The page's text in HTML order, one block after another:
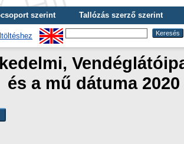
szerint Tallózás szerző szerint
és a mű dátuma 2020